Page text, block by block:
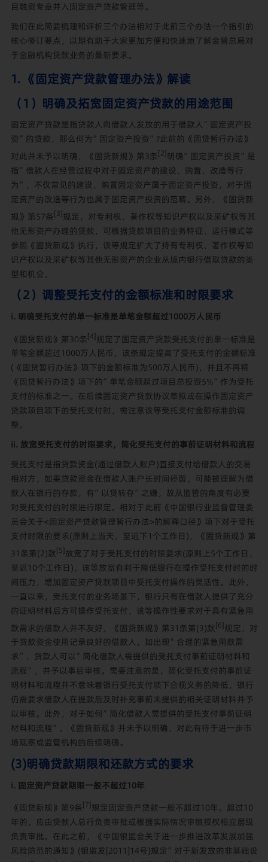
目融资专章并入固定资产贷款管理等。
我们在此简要梳理和评析三个办法相对于此前三个办法一个指引的
核心修订要点，以期有助于大家更加方便和快速地了解金管总局对
于金融机构贷款业务的最新要求。
1. 《固定资产贷款管理办法》解读
（1）明确及拓宽固定资产贷款的用途范围
固定资产贷款是指贷款人向借款人发放的用于借款人”固定资产投
资”的贷款，那么何为”固定资产投资”?此前的《固贷暂行办法》
对此并未予以明确，《固贷新规》第3条[2] 明确”固定资产投资”是
指”借款人在经营过程中对于固定资产的建设、购置、改造等行
为”，不仅常见的建设、购置固定资产属于固定资产投资，对于固
定资产的改造等行为也属于固定资产投资的范畴。另外，《固贷新
规》第57条[3]规定，对专利权、著作权等知识产权以及采矿权等其
他无形资产办理的贷款，可根据贷款项目的业务特征、运行模式等
参照《固贷新规》执行，该等规定扩大了持有专利权、著作权等知
识产权以及采矿权等其他无形资产的企业从境内银行借取贷款的类
型和机会。
（2）调整受托支付的金额标准和时限要求
i. 明确受托支付的单一标准是单笔金额超过1000万人民币
《固贷新规》第30条[4]规定了固定资产贷款受托支付的单一标准是
单笔金额超过1000万人民币，该条规定提高了受托支付的金额标准
(《固贷暂行办法》项下的金额标准为500万人民币)，并且不再将
《固贷暂行办法》项下的”单笔金额超过项目总投资5%”作为受托
支付的标准之一。在后续固定资产贷款协议草拟或在操作固定资产
贷款项目项下的受托支付时，需注意该等受托支付金额标准的调
整。
ii. 放宽受托支付的时限要求，简化受托支付的事前证明材料和流程
受托支付是指贷款资金(通过借款人账户)直接支付给借款人的交易
相对方，如果贷款资金在借款人账户长时间停留，可能被理解为借
款人在银行的存款，有”以贷转存”之嫌，故从监管的角度有必要
对受托支付的时限进行限定。相对于此前《中国银行业监督管理委
员会关于<固定资产贷款管理暂行办法>的解释口径》项下对于受托
支付时限的要求(原则上当天，至迟下1个工作日)，《固贷新规》第
31条第(2)款[5]放宽了对于受托支付的时限要求(原则上5个工作日，
至迟10个工作日)，该等放宽有利于降低银行在操作受托支付时的时
间压力，增加固定资产贷款项目中受托支付操作的灵活性。此外，
一直以来，受托支付的业务场景下，银行只有在借款人提供了充分
的证明材料后方可操作受托支付，该等操作性要求对于具有紧急用
款需求的借款人并不友好，《固贷新规》第31条第(3)款[6]规定，对
于贷款资金使用记录良好的借款人，如出现”合理的紧急用款需
求”，贷款人可以”简化借款人需提供的受托支付事前证明材料和
流程”，并予以事后审核。 需要注意的是，简化受托支付的事前证
明材料和流程并不意味着银行受托支付项下合规义务的降低，银行
仍需要求借款人在提款后及时补充事前未提供的相关证明材料并予
以审核。此外，对于如何”简化借款人需提供的受托支付事前证明
材料和流程”，《固贷新规》并未予以明确，对此有待于进一步市
场观察或监管机构的后续明确。
(3)明确贷款期限和还款方式的要求
i. 固定资产贷款期限一般不超过10年
《固贷新规》第9条[7]规定固定资产贷款一般不超过10年，超过10
年的，应由贷款人总行负责审批或根据实际情况审慎授权相应层级
负责审批。在此之前，《中国银监会关于进一步推进改革发展加强
风险防范的通知》(银监发[2011]14号)规定”对于新发放的非基础设